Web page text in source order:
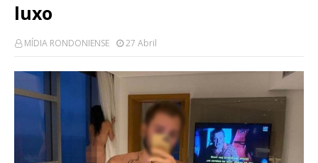
luxo
MÍDIA RONDONIENSE 27 Abril